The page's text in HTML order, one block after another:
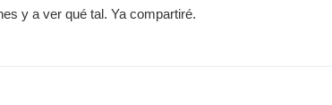
y a ver qué tal. Ya compartiré.